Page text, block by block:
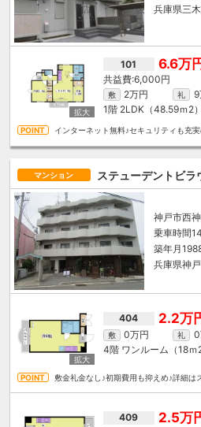
兵庫県三
101 6.6万
6,000円
敷 2万円 礼
9
1階 2LDK（48.59ｍ 2）
インターネット無料♪セキュリティも充
マンション ステューデントビラ
神戸市西
乗車時間
築年月
兵庫県神
404 2.2万
敷 0万円 礼
0
4階 ワンルーム（18ｍ
敷金礼金なし♪初期費用も抑えめ♪詳細は
409 2.5万